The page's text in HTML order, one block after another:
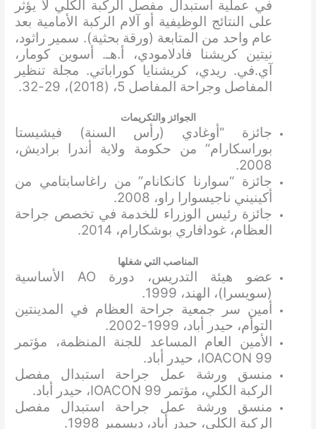
في عملية استبدال مفصل الركبة الكلي لا يؤثر
على النتائج الوظيفية أو آلام الركبة الأمامية بعد
عام واحد من المتابعة (ورقة بحثية). سمير راثود،
نيتين كريشنا فادلامودي، أ.هـ. أسوين كومار،
آي.في. ريدي، كريشنايا كوراباتي. مجلة تنظير
المفاصل وجراحة المفاصل 5، (2018)، 29-32.
الجوائز والتكريمات
جائزة “أوغادي (رأس السنة) فيشيستا
بوراسكارام” من حكومة ولاية أندرا براديش،
2008.
جائزة “سوارنا كانكانام” من راغاسابتامي من
أكينيني ناجيسوارا راو، 2008.
جائزة رئيس الوزراء للخدمة في تخصص جراحة
العظام، غودافاري بوشكارام، 2014.
المناصب التي شغلها
عضو هيئة التدريس، دورة AO الأساسية
(سويسرا)، الهند، 1999.
أمين سر جمعية جراحة العظام في المدينتين
التوأم، حيدر أباد، 1999-2002.
الأمين العام المساعد للجنة المنظمة، مؤتمر
IOACON 99، حيدر أباد.
منسق ورشة عمل جراحة استبدال مفصل
الركبة الكلي، مؤتمر IOACON 99، حيدر أباد.
منسق ورشة عمل جراحة استبدال مفصل
الركبة الكلي، حيدر أباد، ديسمبر 1998.